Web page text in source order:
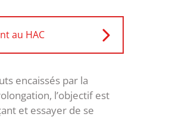
au HAC
encaissés par la
l’objectif est
et essayer de se